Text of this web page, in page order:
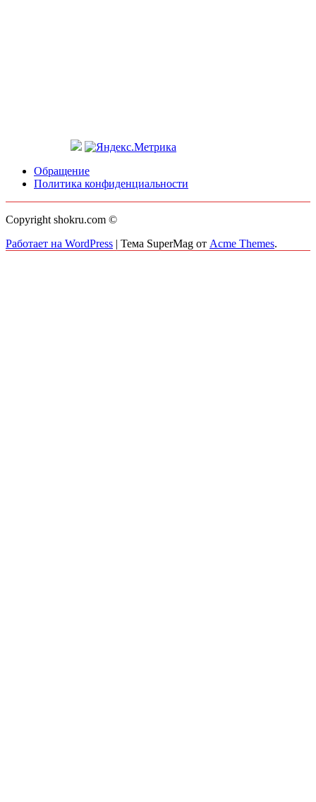
Обращение
Политика конфиденциальности
Copyright shokru.com ©
Работает на WordPress | Тема SuperMag от Acme Themes.